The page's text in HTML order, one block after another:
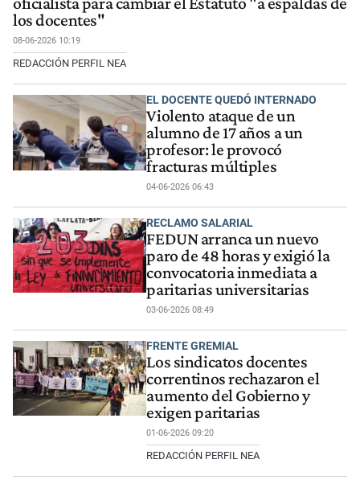
los docentes"
08-06-2026 10:19
REDACCIÓN PERFIL NEA
EL DOCENTE QUEDÓ INTERNADO
Violento ataque de un
alumno de 17 años a un
profesor: le provocó
fracturas múltiples
04-06-2026 06:43
RECLAMO SALARIAL
FEDUN arranca un nuevo
paro de 48 horas y exigió la
convocatoria inmediata a
paritarias universitarias
03-06-2026 08:49
FRENTE GREMIAL
Los sindicatos docentes
correntinos rechazaron el
aumento del Gobierno y
exigen paritarias
01-06-2026 09:20
REDACCIÓN PERFIL NEA